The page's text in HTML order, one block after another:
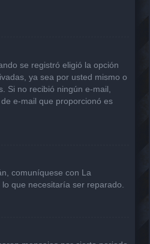
se registró eligió la opción
ya sea por usted mismo o
Si no recibió ningún e-mail,
e-mail que proporcionó es
comuníquese con La
que necesitaría ser reparado.